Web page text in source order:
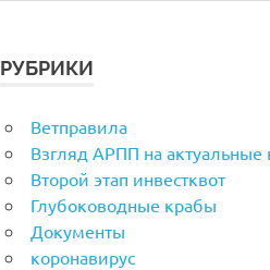
РУБРИКИ
Ветправила
Взгляд АРПП на актуальные
Второй этап инвестквот
Глубоководные крабы
Документы
коронавирус